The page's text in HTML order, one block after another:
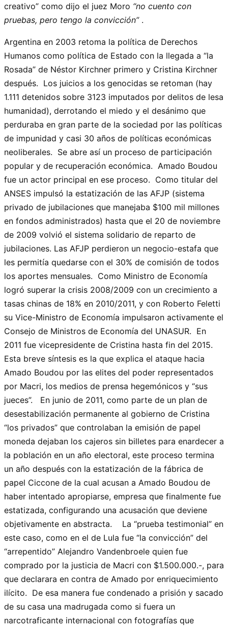
creativo” como dijo el juez Moro “no cuento con
pruebas, pero tengo la convicción”.
Argentina en 2003 retoma la política de Derechos
Humanos como política de Estado con la llegada a “la
Rosada” de Néstor Kirchner primero y Cristina Kirchner
después. Los juicios a los genocidas se retoman (hay
1.111 detenidos sobre 3123 imputados por delitos de lesa
humanidad), derrotando el miedo y el desánimo que
perduraba en gran parte de la sociedad por las políticas
de impunidad y casi 30 años de políticas económicas
neoliberales. Se abre así un proceso de participación
popular y de recuperación económica. Amado Boudou
fue un actor principal en ese proceso. Como titular del
ANSES impulsó la estatización de las AFJP (sistema
privado de jubilaciones que manejaba $100 mil millones
en fondos administrados) hasta que el 20 de noviembre
de 2009 volvió el sistema solidario de reparto de
jubilaciones. Las AFJP perdieron un negocio-estafa que
les permitía quedarse con el 30% de comisión de todos
los aportes mensuales. Como Ministro de Economía
logró superar la crisis 2008/2009 con un crecimiento a
tasas chinas de 18% en 2010/2011, y con Roberto Feletti
su Vice-Ministro de Economía impulsaron activamente el
Consejo de Ministros de Economía del UNASUR. En
2011 fue vicepresidente de Cristina hasta fin del 2015.
Esta breve síntesis es la que explica el ataque hacia
Amado Boudou por las elites del poder representados
por Macri, los medios de prensa hegemónicos y “sus
jueces”. En junio de 2011, como parte de un plan de
desestabilización permanente al gobierno de Cristina
“los privados” que controlaban la emisión de papel
moneda dejaban los cajeros sin billetes para enardecer a
la población en un año electoral, este proceso termina
un año después con la estatización de la fábrica de
papel Ciccone de la cual acusan a Amado Boudou de
haber intentado apropiarse, empresa que finalmente fue
estatizada, configurando una acusación que deviene
objetivamente en abstracta. La “prueba testimonial” en
este caso, como en el de Lula fue “la convicción” del
“arrepentido” Alejandro Vandenbroele quien fue
comprado por la justicia de Macri con $1.500.000.-, para
que declarara en contra de Amado por enriquecimiento
ilícito. De esa manera fue condenado a prisión y sacado
de su casa una madrugada como si fuera un
narcotraficante internacional con fotografías que